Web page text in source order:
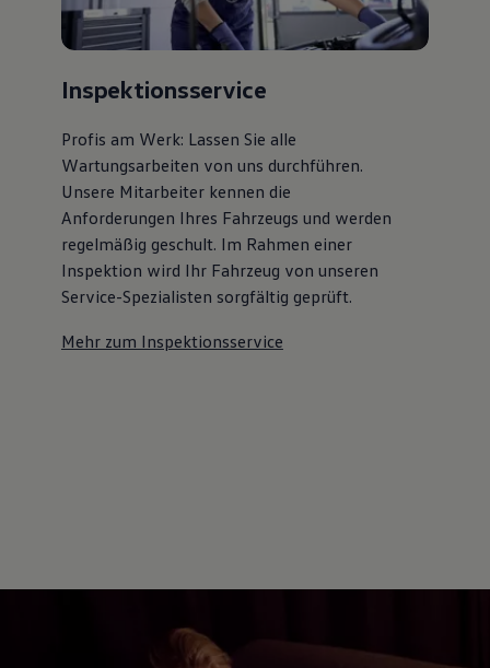
Inspektionsservice
Profis am Werk: Lassen Sie alle
Wartungsarbeiten von uns durchführen.
Unsere Mitarbeiter kennen die
Anforderungen Ihres Fahrzeugs und werden
regelmäßig geschult. Im Rahmen einer
Inspektion wird Ihr Fahrzeug von unseren
Service-Spezialisten sorgfältig geprüft.
Mehr zum Inspektionsservice